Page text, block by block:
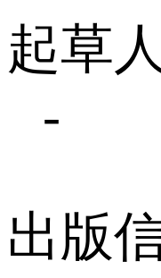
起草
-
出版